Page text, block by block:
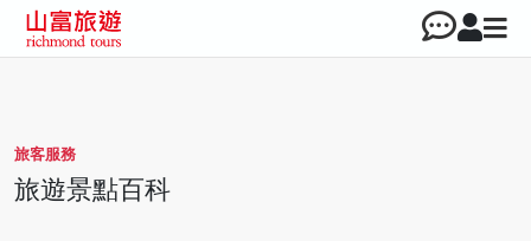
旅客服務
旅遊景點百科